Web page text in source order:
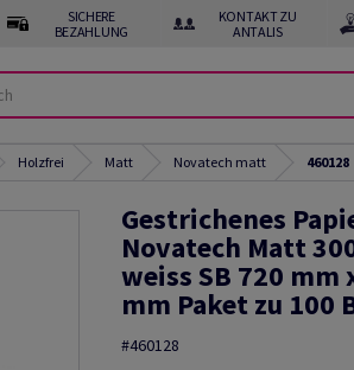
SICHERE
BEZAHLUNG
KONTAKT ZU
ANTALIS
Holzfrei Matt Novatech matt 460128
Gestrichenes
Novatech Matt
weiss SB 720 mm
mm Paket zu 100
#460128